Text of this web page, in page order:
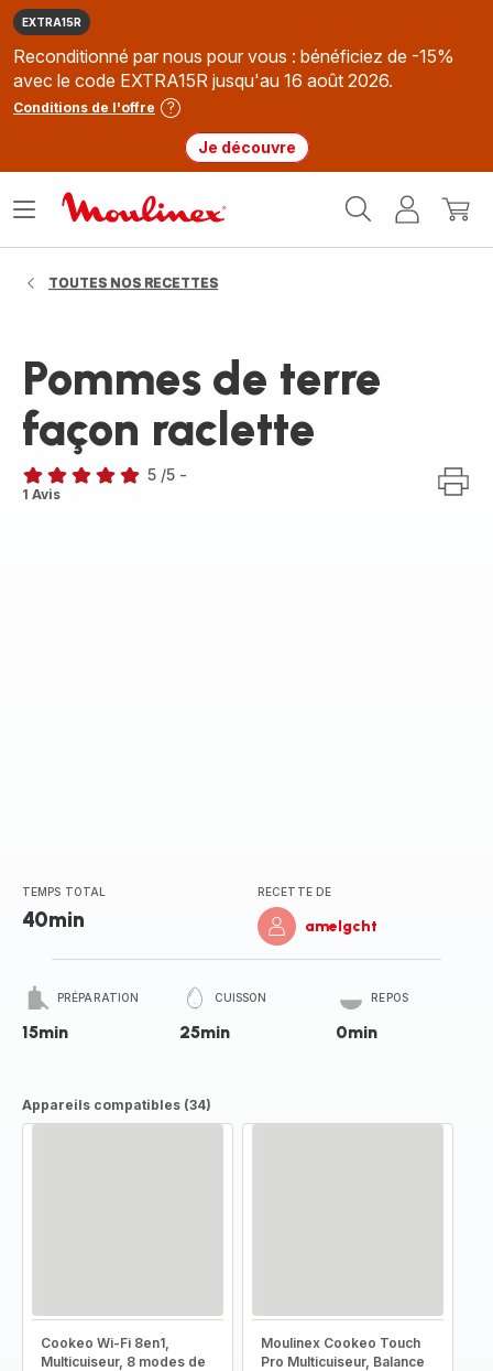
EXTRA15R
Reconditionné par nous pour vous : bénéficiez de -15%
avec le code EXTRA15R jusqu'au 16 août 2026.
Conditions de l'offre
Je découvre
MonMon
Ouvrir
TOUTES NOS RECETTES
Pommes de terre
façon raclette
Avis
5 /5 -
1 Avis
TEMPS TOTAL
40min
RECETTE DE
amelgcht
PRÉPARATION
15min
CUISSON
25min
REPOS
0min
Appareils compatibles (34)
Cookeo Wi-Fi 8en1,
Multicuiseur, 8 modes de
Moulinex Cookeo Touch
Pro Multicuiseur, Balance